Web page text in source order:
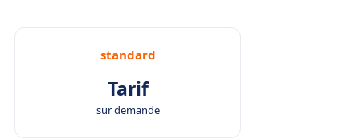
standard
Tarif
sur demande